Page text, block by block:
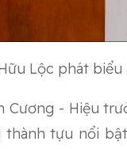
Lộc phát
- Hiệu
tựu nổi